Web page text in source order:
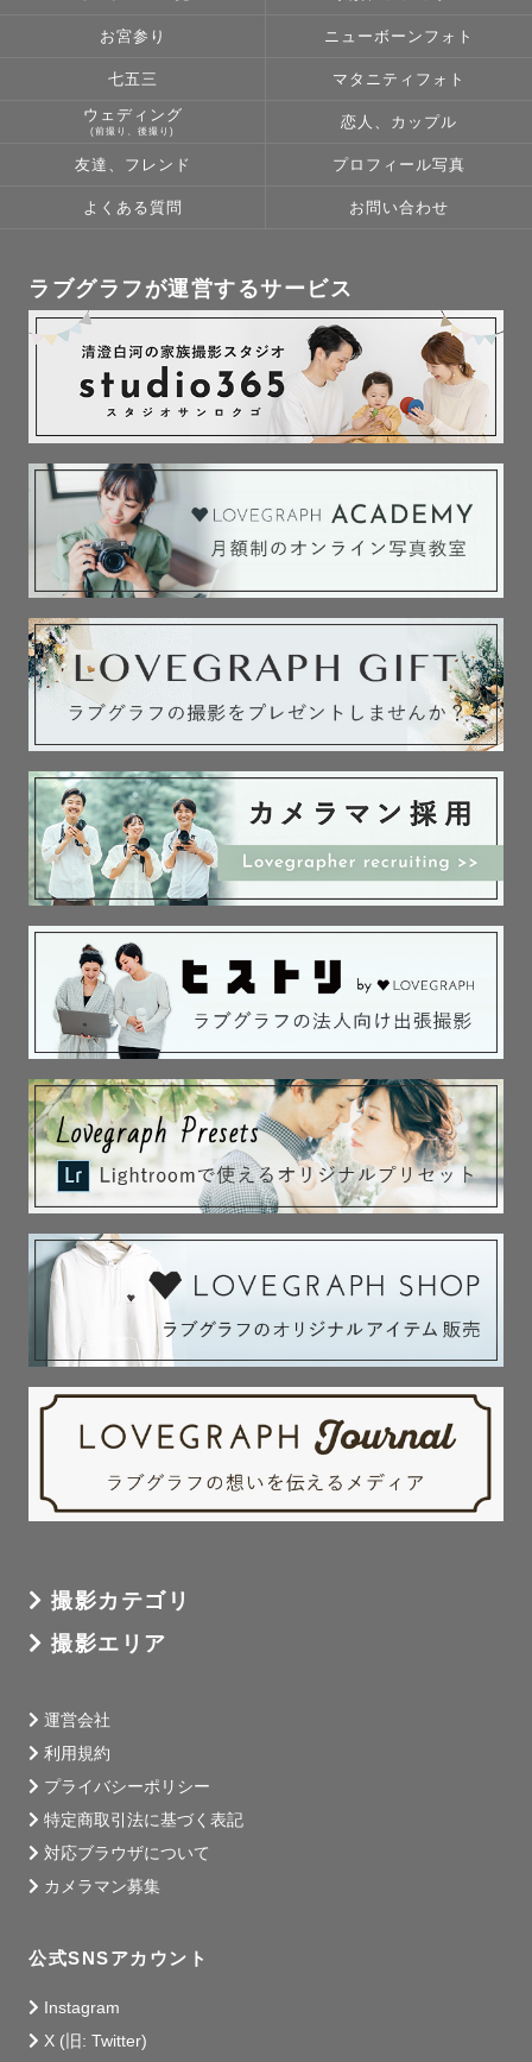
お宮参り ニューボーンフォト
七五三 マタニティフォト
ウェディング
(前撮り、後撮り)
恋人、カップル
友達、フレンド プロフィール写真
よくある質問 お問い合わせ
ラブグラフが運営するサービス
撮影カテゴリ
撮影エリア
運営会社
利用規約
プライバシーポリシー
特定商取引法に基づく表記
対応ブラウザについて
カメラマン募集
公式SNSアカウント
Instagram
X (旧: Twitter)